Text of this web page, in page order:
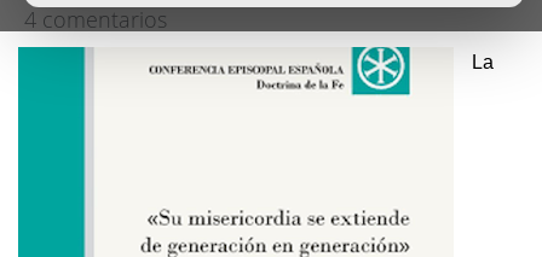
4 comentarios
La